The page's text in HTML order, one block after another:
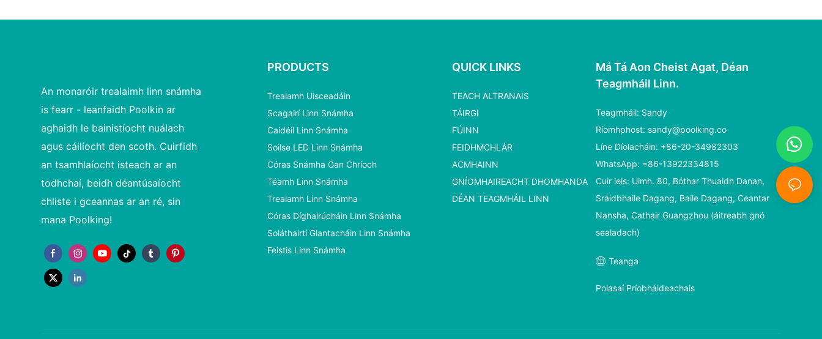
An monaróir trealaimh linn snámha
is fearr - leanfaidh Poolkin ar
aghaidh le bainistíocht nuálach
agus cáilíocht den scoth. Cuirfidh
an tsamhlaíocht isteach ar an
todhchaí, beidh déantúsaíocht
chliste i gceannas ar an ré, sin
mana Poolking!
PRODUCTS
Trealamh Uisceadáin
Scagairí Linn Snámha
Caidéil Linn Snámha
Soilse LED Linn Snámha
Córas Snámha Gan Chríoch
Téamh Linn Snámha
Trealamh Linn Snámha
Córas Díghalrúcháin Linn Snámha
Soláthairtí Glantacháin Linn Snámha
Feistis Linn Snámha
QUICK LINKS
TEACH ALTRANAIS
TÁIRGÍ
FÚINN
FEIDHMCHLÁR
ACMHAINN
GNÍOMHAIREACHT DHOMHANDA
DÉAN TEAGMHÁIL LINN
Má Tá Aon Cheist Agat, Déan
Teagmháil Linn.
Teagmháil: Sandy
Ríomhphost:sandy@poolking.co
Líne Díolacháin: +86-20-34982303
WhatsApp: +86-13922334815
Cuir leis: Uimh. 80, Bóthar Thuaidh Danan,
Sráidbhaile Dagang, Baile Dagang, Ceantar
Nansha, Cathair Guangzhou (áitreabh gnó
sealadach)
Teanga
Polasaí Príobháideachais